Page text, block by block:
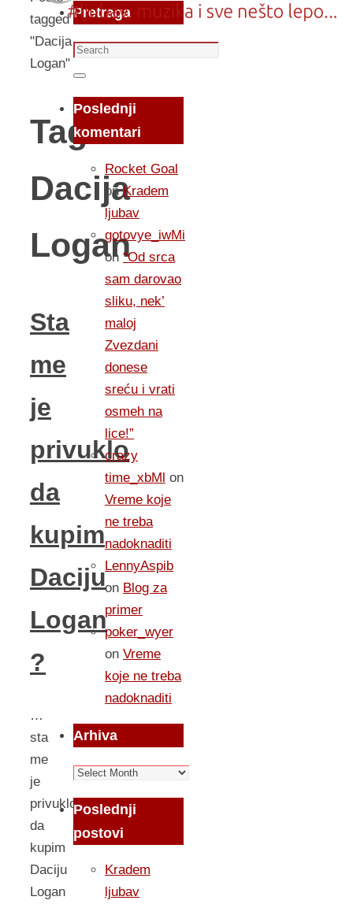
tagged
"Dacija
Logan"
Tag:
Dacija
Logan
Sta
me
je
privuklo
da
kupim
Daciju
Logan
?
…
sta
me
je
privuklo
da
kupim
Daciju
Logan
Pretraga
Search
for:
Search
Poslednji
komentari
Rocket Goal
onKradem
ljubav
gotovye_iwMi
on “Od srca
sam darovao
sliku, nek’
maloj
Zvezdani
donese
sreću i vrati
osmeh na
lice!”
crazy
time_xbMl on
Vreme koje
ne treba
nadoknaditi
LennyAspib
on Blog za
primer
poker_wyer
on Vreme
koje ne treba
nadoknaditi
Arhiva
Arhiva
Poslednji
postovi
Kradem
ljubav